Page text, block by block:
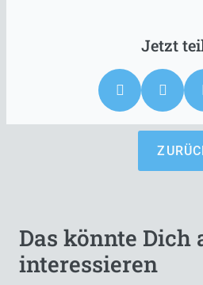
Das könnte Dich
interessieren